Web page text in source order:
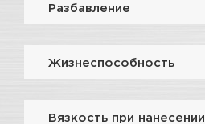
Разбавление
Жизнеспособность
Вязкость при нанесении